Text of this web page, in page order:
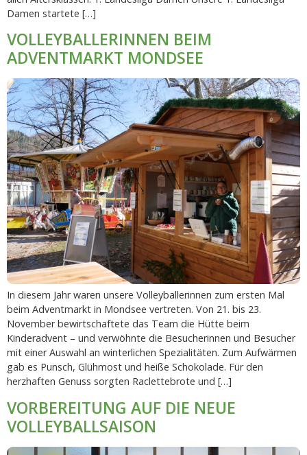
Damen startete […]
VOLLEYBALLERINNEN BEIM
ADVENTMARKT MONDSEE
In diesem Jahr waren unsere Volleyballerinnen zum ersten Mal
beim Adventmarkt in Mondsee vertreten. Von 21. bis 23.
November bewirtschaftete das Team die Hütte beim
Kinderadvent – und verwöhnte die Besucherinnen und Besucher
mit einer Auswahl an winterlichen Spezialitäten. Zum Aufwärmen
gab es Punsch, Glühmost und heiße Schokolade. Für den
herzhaften Genuss sorgten Raclettebrote und […]
VORBEREITUNG AUF DIE NEUE
VOLLEYBALLSAISON